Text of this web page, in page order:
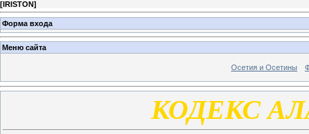
[IRISTON]
Форма входа
Меню сайта
Осетия и Осетины
КОДЕКС